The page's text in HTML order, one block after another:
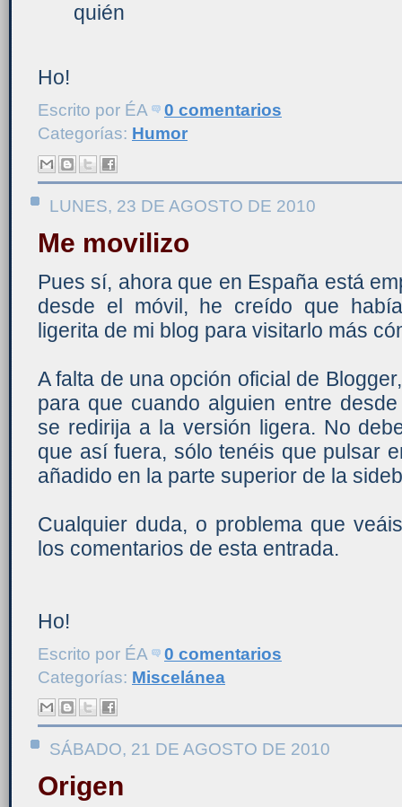
quién
Ho!
Escrito por ÉA
0 comentarios
Categorías: Humor
LUNES, 23 DE AGOSTO DE 2010
Me movilizo
Pues sí, ahora que en España está
desde el móvil, he creído que
ligerita de mi blog para visitarlo más
A falta de una opción oficial de
para que cuando alguien entre
se redirija a la versión ligera. No
que así fuera, sólo tenéis que pulsar
añadido en la parte superior de la
Cualquier duda, o problema que
los comentarios de esta entrada.
Ho!
Escrito por ÉA
0 comentarios
Categorías: Miscelánea
SÁBADO, 21 DE AGOSTO DE 2010
Origen